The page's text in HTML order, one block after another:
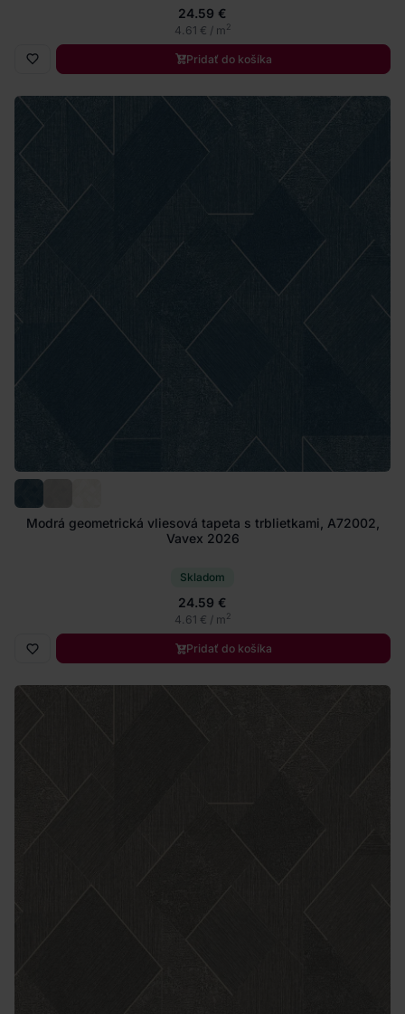
24.59 €
4.61 € / m2
Pridať do košíka
Modrá geometrická vliesová tapeta s trblietkami, A72002,
Vavex 2026
Skladom
24.59 €
4.61 € / m2
Pridať do košíka